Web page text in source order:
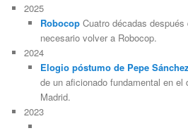
2025
RobocopCuatro décadas después
necesario volver a Robocop.
2024
Elogio póstumo de Pepe
de un aficionado fundamental en el
Madrid.
2023